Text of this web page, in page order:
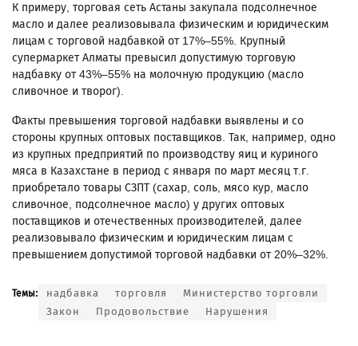
К примеру, торговая сеть Астаны закупала подсолнечное
масло и далее реализовывала физическим и юридическим
лицам с торговой надбавкой от 17%–55%. Крупный
супермаркет Алматы превысил допустимую торговую
надбавку от 43%–55% на молочную продукцию (масло
сливочное и творог).
Факты превышения торговой надбавки выявлены и со
стороны крупных оптовых поставщиков. Так, например, одно
из крупных предприятий по производству яиц и куриного
мяса в Казахстане в период с января по март месяц т.г.
приобретало товары СЗПТ (сахар, соль, мясо кур, масло
сливочное, подсолнечное масло) у других оптовых
поставщиков и отечественных производителей, далее
реализовывало физическим и юридическим лицам с
превышением допустимой торговой надбавки от 20%–32%.
Темы: надбавка торговля
Министерство торговли
Закон
Продовольствие Нарушения